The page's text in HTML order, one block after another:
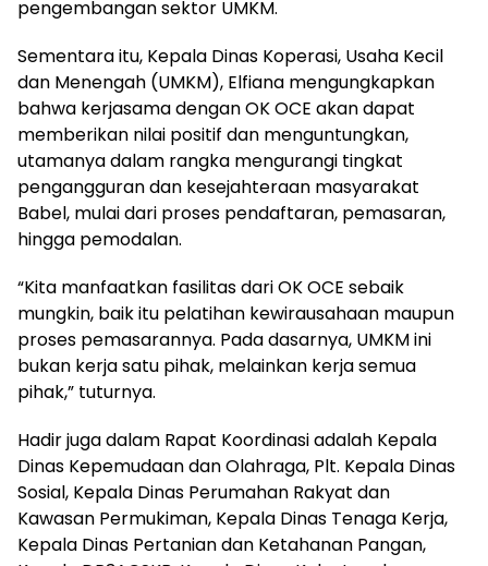
pengembangan sektor UMKM.
Sementara itu, Kepala Dinas Koperasi, Usaha Kecil
dan Menengah (UMKM), Elfiana mengungkapkan
bahwa kerjasama dengan OK OCE akan dapat
memberikan nilai positif dan menguntungkan,
utamanya dalam rangka mengurangi tingkat
pengangguran dan kesejahteraan masyarakat
Babel, mulai dari proses pendaftaran, pemasaran,
hingga pemodalan.
“Kita manfaatkan fasilitas dari OK OCE sebaik
mungkin, baik itu pelatihan kewirausahaan maupun
proses pemasarannya. Pada dasarnya, UMKM ini
bukan kerja satu pihak, melainkan kerja semua
pihak,” tuturnya.
Hadir juga dalam Rapat Koordinasi adalah Kepala
Dinas Kepemudaan dan Olahraga, Plt. Kepala Dinas
Sosial, Kepala Dinas Perumahan Rakyat dan
Kawasan Permukiman, Kepala Dinas Tenaga Kerja,
Kepala Dinas Pertanian dan Ketahanan Pangan,